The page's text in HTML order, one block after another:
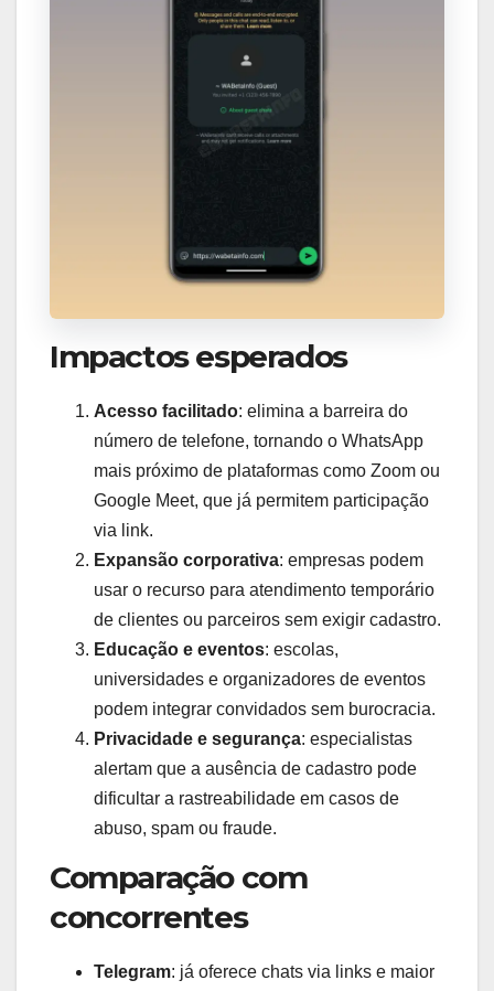
Impactos esperados
Acesso facilitado: elimina a barreira do
número de telefone, tornando o WhatsApp
mais próximo de plataformas como Zoom ou
Google Meet, que já permitem participação
via link.
Expansão corporativa: empresas podem
usar o recurso para atendimento temporário
de clientes ou parceiros sem exigir cadastro.
Educação e eventos: escolas,
universidades e organizadores de eventos
podem integrar convidados sem burocracia.
Privacidade e segurança: especialistas
alertam que a ausência de cadastro pode
dificultar a rastreabilidade em casos de
abuso, spam ou fraude.
Comparação com
concorrentes
Telegram: já oferece chats via links e maior